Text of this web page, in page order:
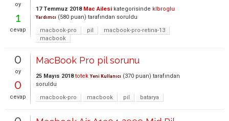
oy
1
cevap
17 Temmuz 2018 Mac Ailesi kategorisinde klbroglu
Yardımcı (580 puan) tarafından soruldu
macbook-pro
pil
macbook-pro-retina-13
macbook
0
oy
0
cevap
MacBook Pro pil sorunu
25 Mayıs 2018 totek Yeni Kullanıcı (370 puan) tarafından
soruldu
macbook-pro
macbook pil batarya